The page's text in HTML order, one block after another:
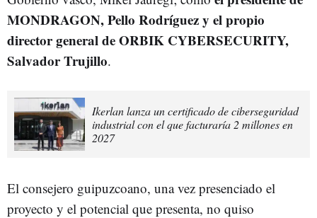
MONDRAGON, Pello Rodríguez y el propio
director general de ORBIK CYBERSECURITY,
Salvador Trujillo.
Ikerlan lanza un certificado de ciberseguridad
industrial con el que facturaría 2 millones en
2027
El consejero guipuzcoano, una vez presenciado el
proyecto y el potencial que presenta, no quiso